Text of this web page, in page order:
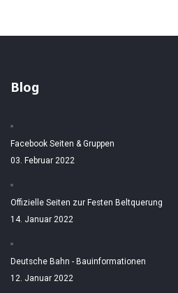
Blog
Facebook Seiten & Gruppen
03. Februar 2022
Offizielle Seiten zur Festen Beltquerung
14. Januar 2022
Deutsche Bahn - Bauinformationen
12. Januar 2022